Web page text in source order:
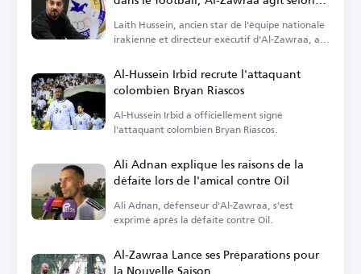
ses moyens
Laith Hussein, ancien star de l'équipe nationale
irakienne et directeur exécutif d'Al-Zawraa, a
Al-Hussein Irbid recrute l'attaquant
colombien Bryan Riascos
Al-Hussein Irbid a officiellement signé
l'attaquant colombien Bryan Riascos.
Ali Adnan explique les raisons de la
défaite lors de l'amical contre Oil
Ali Adnan, défenseur d'Al-Zawraa, s'est
exprimé après la défaite contre Oil.
Al-Zawraa Lance ses Préparations pour